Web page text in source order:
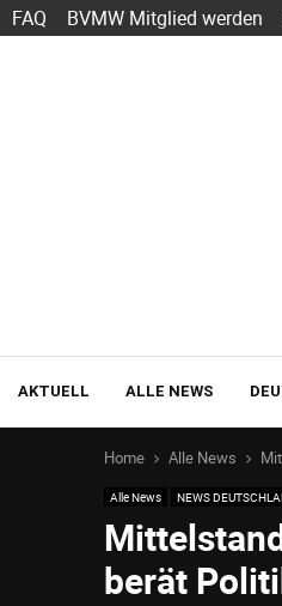
FAQ BVMW Mitglied werden
Sarbacane wird zu Positive
AKTUELL ALLE NEWS
Home Alle News
Alle News NEWS
berät